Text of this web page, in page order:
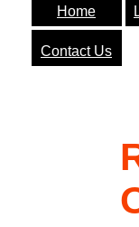
Home
Contact Us